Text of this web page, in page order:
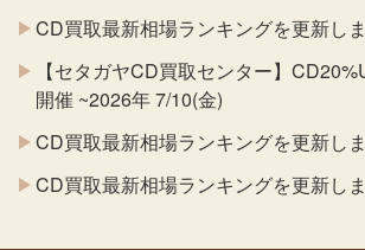
CD買取最新相場ランキングを更新し
【セタガヤCD買取センター】
開催 ~2026年 7/10(金)
CD買取最新相場ランキングを更新し
CD買取最新相場ランキングを更新し